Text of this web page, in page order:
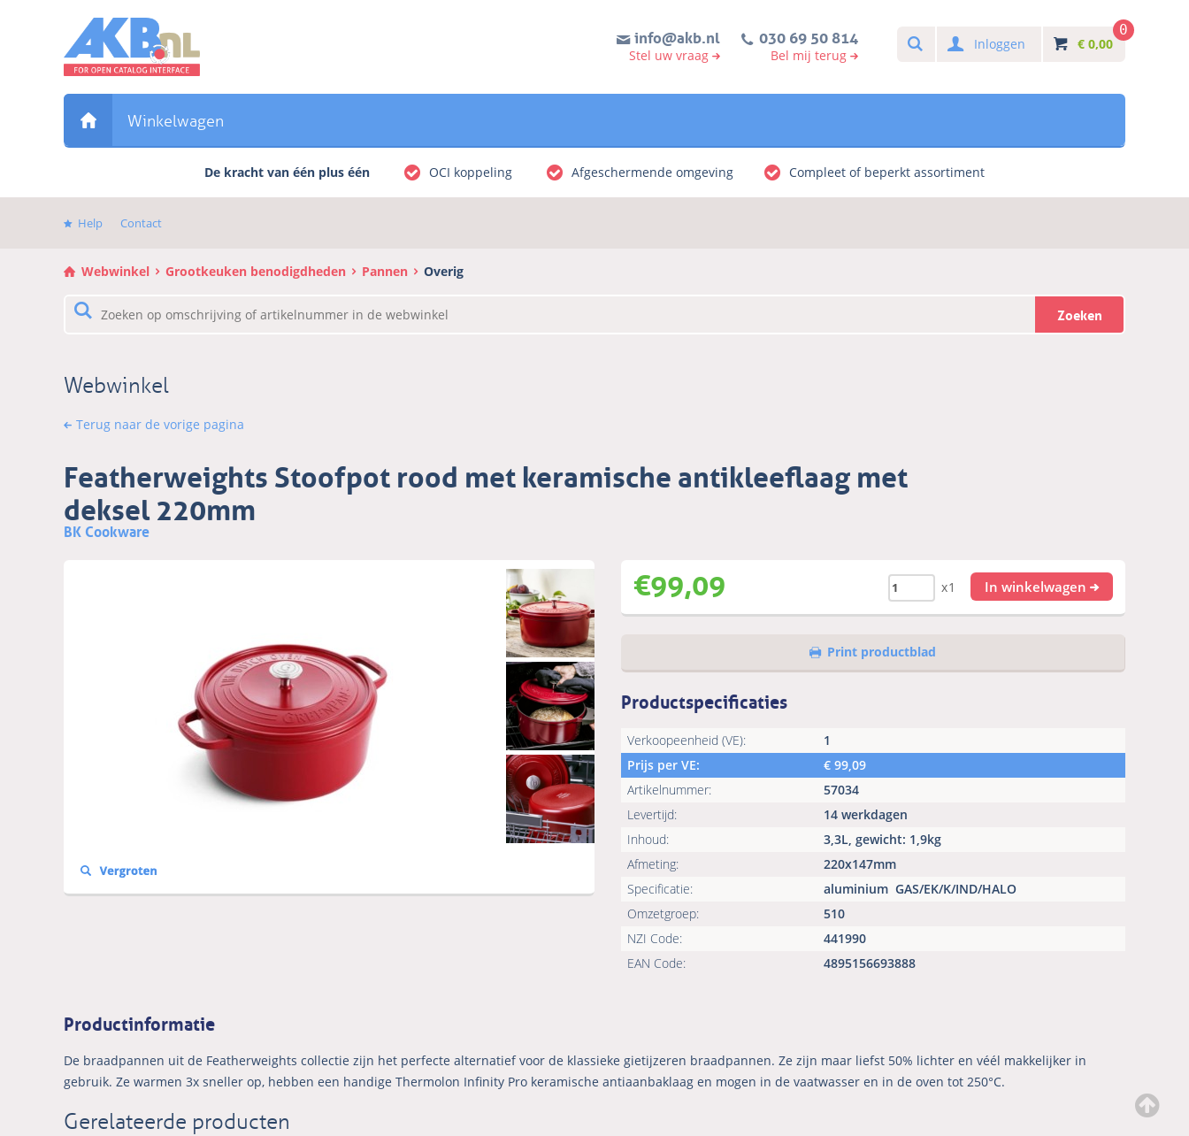
Direct
het
hoofdmenu
info@akb.nl
Stel uw vraag
030 69 50 814
Bel mij terug
SearchInloggen € 0,00
0
Winkelwagen
De kracht van één plus één OCI koppeling Afgeschermende omgeving Compleet of beperkt assortiment
Help Contact
Webwinkel Grootkeuken benodigdheden Pannen Overig
Zoeken
Webwinkel
Terug naar de vorige pagina
Featherweights Stoofpot rood met keramische antikleeflaag met
deksel 220mm
BK Cookware
€99,09 x1 In winkelwagen
Print productblad
Productspecificaties
Verkoopeenheid (VE):
1
Prijs per VE:
€ 99,09
Artikelnummer:
57034
Levertijd:
14 werkdagen
Inhoud:
3,3L, gewicht: 1,9kg
Afmeting:
220x147mm
Specificatie:
aluminium GAS/EK/K/IND/HALO
Omzetgroep:
510
NZI Code:
441990
EAN Code:
4895156693888
Productinformatie
De braadpannen uit de Featherweights collectie zijn het perfecte alternatief voor de klassieke gietijzeren braadpannen. Ze zijn maar liefst 50% lichter en véél makkelijker in
gebruik. Ze warmen 3x sneller op, hebben een handige Thermolon Infinity Pro keramische antiaanbaklaag en mogen in de vaatwasser en in de oven tot 250°C.
Gerelateerde producten